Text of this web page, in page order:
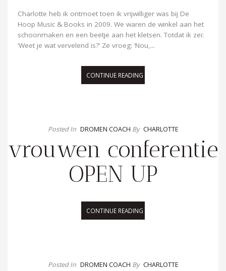
Charlotte heb ik ontmoet toen ik vrijwilliger was bij De
Hoop Music & Books in 2009. We waren de winkel aan het
schoonmaken en een beetje aan het kletsen. Totdat ik zei:
‘Weet je wat vervelend is?’ Ze vroeg: ‘Nou,...
CONTINUE READING
Posted In DROMEN COACH By CHARLOTTE
vrouwen conferentie
OPEN UP
CONTINUE READING
Posted In DROMEN COACH By CHARLOTTE